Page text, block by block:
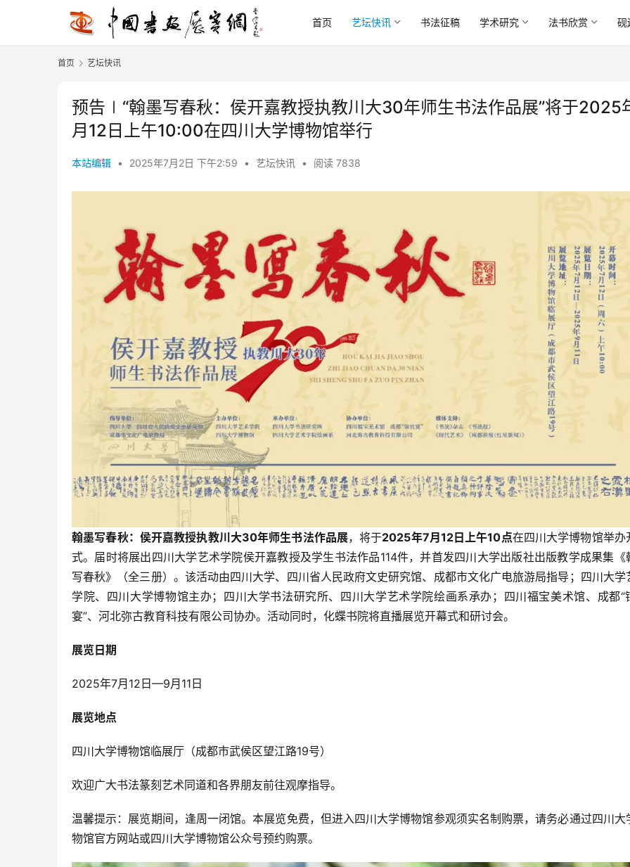
首页 艺坛快讯 书法征稿 学术研究 法书欣赏 砚
首页 艺坛快讯
预告∣“翰墨写春秋：侯开嘉教授执教川大30年师生书法作品展”将于2025
月12日上午10:00在四川大学博物馆举行
本站编辑 • 2025年7月2日 下午2:59 • 艺坛快讯 • 阅读 7838
翰墨写春秋：侯开嘉教授执教川大30年师生书法作品展，将于2025年7月12日上午10点在四川大学博物馆举办
式。届时将展出四川大学艺术学院侯开嘉教授及学生书法作品114件，并首发四川大学出版社出版教学成果集《
写春秋》（全三册）。该活动由四川大学、四川省人民政府文史研究馆、成都市文化广电旅游局指导；四川大学
学院、四川大学博物馆主办；四川大学书法研究所、四川大学艺术学院绘画系承办；四川福宝美术馆、成都“
宴”、河北弥古教育科技有限公司协办。活动同时，化蝶书院将直播展览开幕式和研讨会。
展览日期
2025年7月12日—9月11日
展览地点
四川大学博物馆临展厅（成都市武侯区望江路19号）
欢迎广大书法篆刻艺术同道和各界朋友前往观摩指导。
温馨提示：展览期间，逢周一闭馆。本展览免费，但进入四川大学博物馆参观须实名制购票，请务必通过四川大
物馆官方网站或四川大学博物馆公众号预约购票。